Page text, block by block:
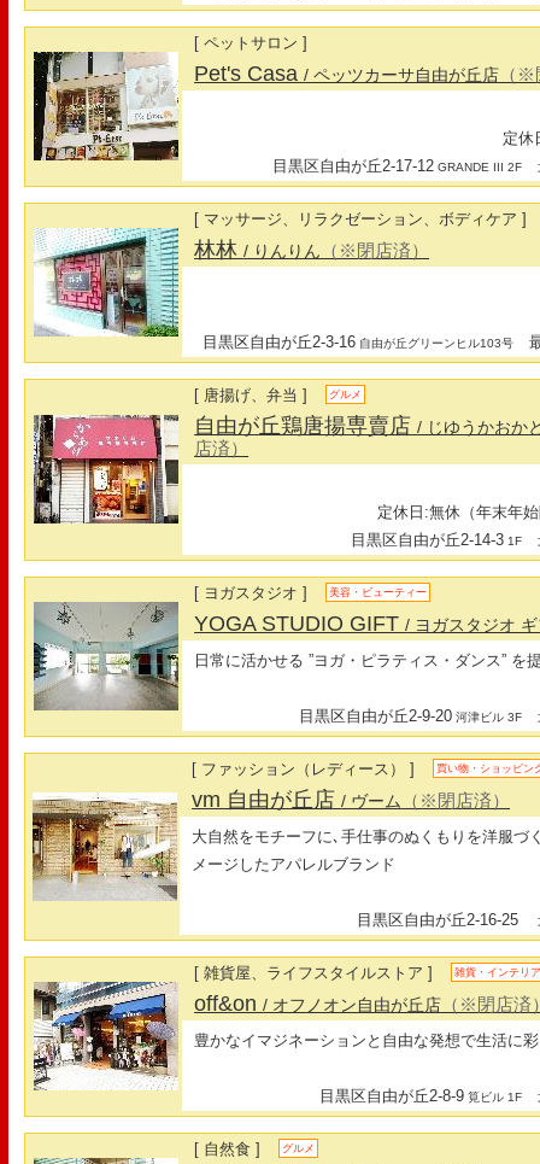
[ ペットサロン ]
Pet's Casa/ ペッツカーサ自由が丘店 （
定休
目黒区自由が丘2-17-12 GRANDE III 2F
[ マッサージ、リラクゼーション、ボディケア ]
林林/ りんりん （※閉店済）
目黒区自由が丘2-3-16 自由が丘グリーンヒル103号
[ 唐揚げ、弁当 ] グルメ
自由が丘鶏唐揚専賣店/ じゆうかおか
店済）
定休日:無休（年末年
目黒区自由が丘2-14-3 1F
[ ヨガスタジオ ] 美容・ビューティー
YOGA STUDIO GIFT/ ヨガスタジオ
日常に活かせる ”ヨガ・ピラティス・ダンス” を
目黒区自由が丘2-9-20 河津ビル 3F
[ ファッション（レディース） ] 買い物・ショッピン
vm 自由が丘店/ ヴーム （※閉店済）
大自然をモチーフに､手仕事のぬくもりを洋服づ
メージしたアパレルブランド
目黒区自由が丘2-16-25
[ 雑貨屋、ライフスタイルストア ] 雑貨・インテリ
off&on/ オフノオン自由が丘店 （※閉店済
豊かなイマジネーションと自由な発想で生活に
目黒区自由が丘2-8-9 筧ビル 1F
[ 自然食 ] グルメ